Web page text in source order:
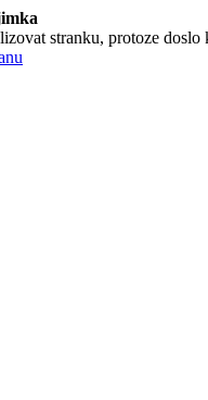
stranku, protoze